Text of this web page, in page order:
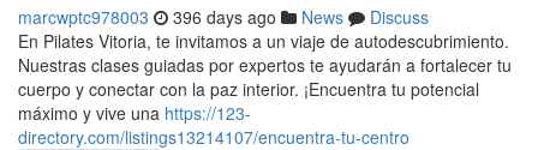
marcwptc978003 396 days ago News
Discuss
En Pilates Vitoria, te invitamos a un viaje de autodescubrimiento.
Nuestras clases guiadas por expertos te ayudarán a fortalecer tu
cuerpo y conectar con la paz interior. ¡Encuentra tu potencial
máximo y vive una https://123-
directory.com/listings13214107/encuentra-tu-centro